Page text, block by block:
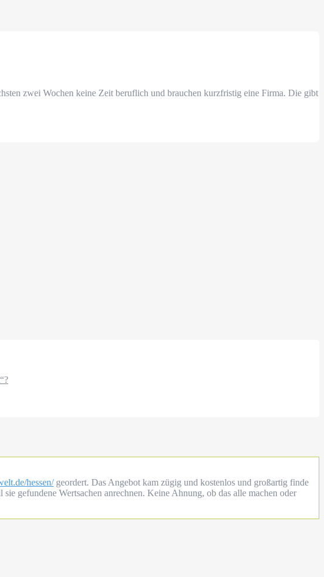
zwei Wochen keine Zeit beruflich und brauchen kurzfristig eine Firma. Die gibt
hessen/geordert. Das Angebot kam zügig und kostenlos und großartig finde
gefundene Wertsachen anrechnen. Keine Ahnung, ob das alle machen oder